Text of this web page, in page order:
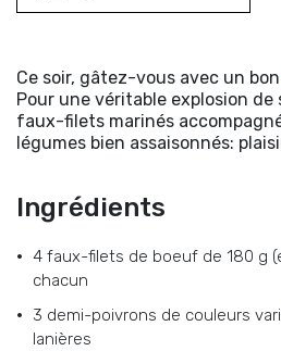
Ce soir, gâtez-vous avec un bon
Pour une véritable explosion de
faux-filets marinés
légumes bien assaisonnés:
Ingrédients
4 faux-filets de boeuf de 180 g
chacun
3 demi-poivrons de couleurs
lanières